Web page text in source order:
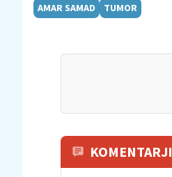
AMAR SAMAD TUMOR
KOMENTARJI